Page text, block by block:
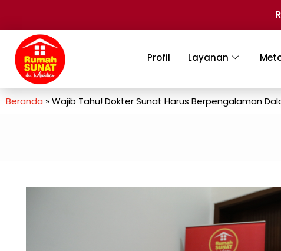
Profil Layanan
Beranda »Wajib Tahu! Dokter Sunat Harus Berpengalaman